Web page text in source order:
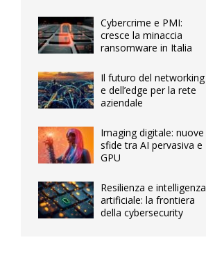
Cybercrime e PMI:
cresce la minaccia
ransomware in Italia
Il futuro del networking
e dell’edge per la rete
aziendale
Imaging digitale: nuove
sfide tra AI pervasiva e
GPU
Resilienza e intelligenza
artificiale: la frontiera
della cybersecurity